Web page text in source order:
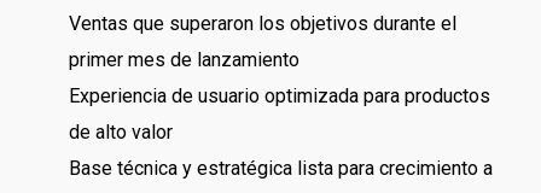
Ventas que superaron los objetivos durante el
primer mes de lanzamiento
Experiencia de usuario optimizada para productos
de alto valor
Base técnica y estratégica lista para crecimiento a